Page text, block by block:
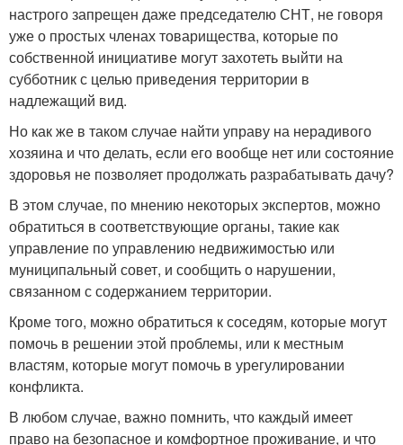
настрого запрещен даже председателю СНТ, не говоря
уже о простых членах товарищества, которые по
собственной инициативе могут захотеть выйти на
субботник с целью приведения территории в
надлежащий вид.
Но как же в таком случае найти управу на нерадивого
хозяина и что делать, если его вообще нет или состояние
здоровья не позволяет продолжать разрабатывать дачу?
В этом случае, по мнению некоторых экспертов, можно
обратиться в соответствующие органы, такие как
управление по управлению недвижимостью или
муниципальный совет, и сообщить о нарушении,
связанном с содержанием территории.
Кроме того, можно обратиться к соседям, которые могут
помочь в решении этой проблемы, или к местным
властям, которые могут помочь в урегулировании
конфликта.
В любом случае, важно помнить, что каждый имеет
право на безопасное и комфортное проживание, и что